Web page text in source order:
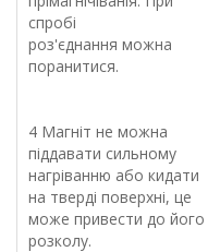
спробі
роз'єднання можна
поранитися.
4 Магніт не можна
піддавати сильному
нагріванню або кидати
на тверді поверхні, це
може привести до його
розколу.